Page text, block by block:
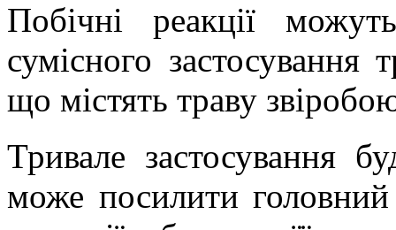
Побічні реакції
сумісного застосування
що містять траву
Тривале застосування
може посилити головний